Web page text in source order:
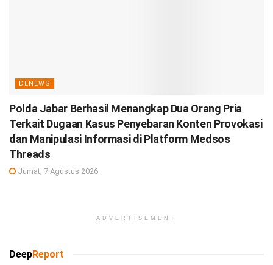
DENEWS
Polda Jabar Berhasil Menangkap Dua Orang Pria
Terkait Dugaan Kasus Penyebaran Konten Provokasi
dan Manipulasi Informasi di Platform Medsos
Threads
Jumat, 7 Agustus 2026
ADVERTISEMENT
DeepReport